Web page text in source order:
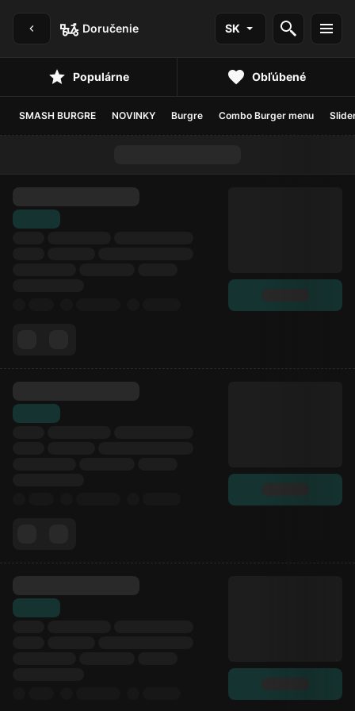
Doručenie SK
Populárne Obľúbené
SMASH BURGRE NOVINKY Burgre Combo Burger menu